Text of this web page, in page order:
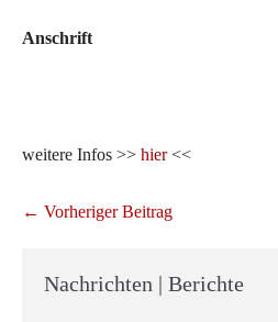
Anschrift
weitere Infos >> hier<<
Beitragsnavigation
← Vorheriger Beitrag
Nachrichten | Berichte